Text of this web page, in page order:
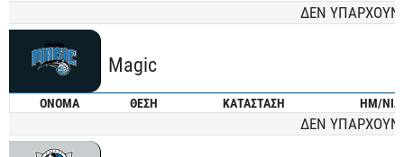
ΔΕΝ ΥΠΑΡΧΟΥΝ
Magic
ONOMA ΘΕΣΗ ΚΑΤΑΣΤΑΣΗ ΗΜ/ΝΙΑ
ΔΕΝ ΥΠΑΡΧΟΥΝ